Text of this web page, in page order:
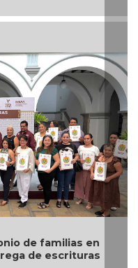
Descarta Nahle
alcaldes de MC